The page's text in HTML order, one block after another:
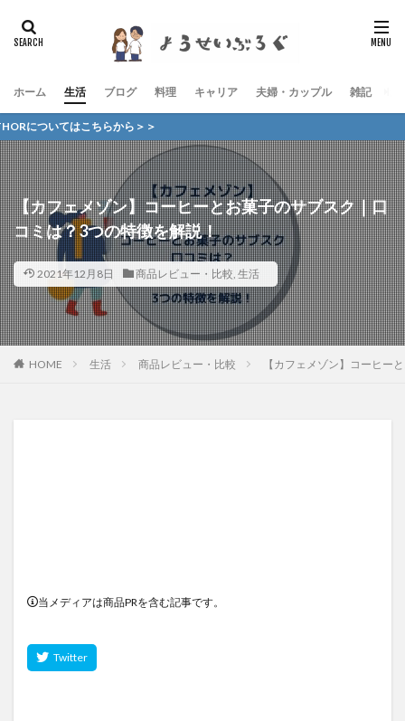
ホーム 生活 ブログ 料理 キャリア 夫婦・カップル 雑記
ちらから＞＞
【カフェメゾン】コーヒーとお菓子のサブスク｜口
コミは？3つの特徴を解説！
2021年12月8日 商品レビュー・比較, 生活
HOME 生活 商品レビュー・比較 【カフェメゾン】コーヒー
当メディアは商品PRを含む記事です。